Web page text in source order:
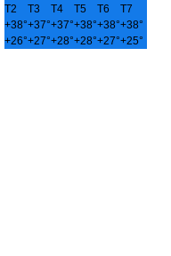
T2
T3 T4 T5 T6
T7
+38°+37°+37°+38°+38°+38°
+26°+27°+28°+28°+27°+25°